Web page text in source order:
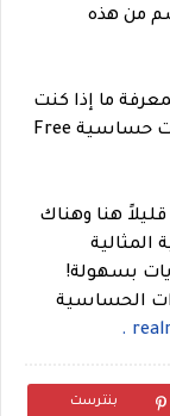
من هذه
لمعرفة ما إذا كنت
مرتاحًا ويمكن أن تؤدي بشكل جيد مع إعدادات حساسية Free
هنا وهناك
بسهولة!
الحساسية
بنترست